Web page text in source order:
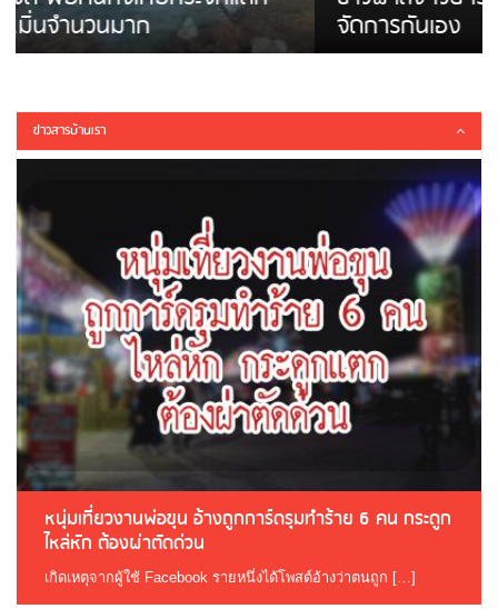
จัดการกันเอง
ข่าวสารบ้านเรา
หนุ่มเที่ยวงานพ่อขุน อ้างถูกการ์ดรุมทำร้าย 6 คน กระดูก
ไหล่หัก ต้องผ่าตัดด่วน
เกิดเหตุจากผู้ใช้ Facebook รายหนึ่งได้โพสต์อ้างว่าตนถูก […]